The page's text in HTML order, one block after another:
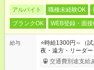
アルバイト 職種未経験OK
ブランクOK
WEB登録・面
給与
⭐時給1300円～（
夜・遠方・リーダー
交通費別途支給